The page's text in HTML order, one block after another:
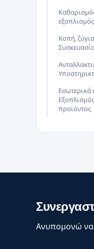
εξοπλισμός
Κοπή,
προϊόντος
Ανυπομονώ να